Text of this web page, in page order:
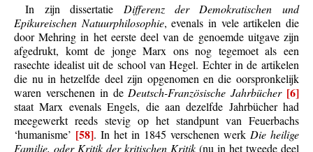
In zijn dissertatie Differenz der Demokratischen und
Epikureischen Natuurphilosophie, evenals in vele artikelen die
door Mehring in het eerste deel van de genoemde uitgave zijn
afgedrukt, komt de jonge Marx ons nog tegemoet als een
rasechte idealist uit de school van Hegel. Echter in de artikelen
die nu in hetzelfde deel zijn opgenomen en die oorspronkelijk
waren verschenen in de Deutsch-Französische Jahrbücher [6]
staat Marx evenals Engels, die aan dezelfde Jahrbücher had
meegewerkt reeds stevig op het standpunt van Feuerbachs
‘humanisme’ [58]. In het in 1845 verschenen werk Die heilige
Familie, oder Kritik der kritischen Kritik (nu in het tweede deel